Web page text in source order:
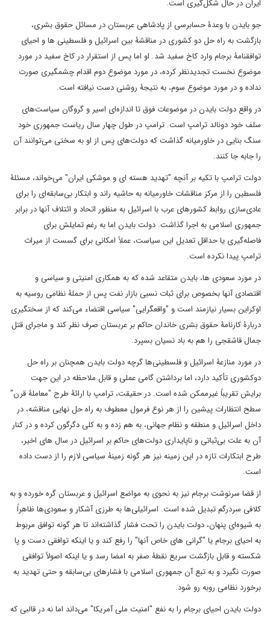
ایران در حال شکل‌گیری است.
جو بایدن با وعدۀ حسابرسی از پادشاهی عربستان در مسائل حقوق بشری،
بازگشت به راه حل دو کشوری در مناقشۀ بین اسرائیل و فلسطینی ها و احیای
توافقنامۀ برجام وارد کاخ سفید شد. او اما پس از استقرار در کاخ سفید در مورد
موضوع نخست تجدیدنظر کرده، در مورد موضوع دوم اقدام چشمگیری صورت
نداده و در مورد موضوع سوم، به نتیجۀ روشنی دست نیافته است.
در واقع دولت بایدن در موضوعات فوق تا اندازه‌ای اسیر و گروگان سیاست‌های
سلف خود دونالد ترامپ است. ترامپ در طول چهار سال ریاست جمهوری خود
سنگ بنایی در خاورمیانه گذاشت که دولت‌های پس از او به سختی می‌توانند آن
را جابه جا کنند.
دولت ترامپ با تکیه بر آنچه "تهدید هسته ای و موشکی ایران" می‌خواند، مسئلۀ
فلسطین را از مرکز مناقشات خاورمیانه به حاشیه راند و ابتکار بی‌سابقه‌ای را برای
عادی‌سازی روابط کشورهای عرب با اسرائیل به منظور اتحاد و ائتلاف آنها در برابر
جمهوری اسلامی به اجرا گذاشت. دولت بایدن اما به رغم تمایلش برای
فاصله‌گیری یا حداقل تعدیل این سیاست، عملاً امکانی برای گسست از میراث
ترامپ پیدا نکرده است.
در مورد سعودی ها، بایدن متقاعد شده که به همکاری امنیتی و سیاسی و
اقتصادی آنها بخصوص برای ثبات نسبی بازار نفت پس از حملۀ نظامی روسیه به
اوکراین بسیار نیازمند است و "واقعگرایی" سیاسی اقتضاء می‌کند که از سختگیری
دربارۀ کارنامۀ حقوق بشری خاندان حاکم بر عربستان صرف نظر کند و ماجرای قتل
جمال قاشقجی را هم به باد نسیان بسپرد.
در مورد منازعۀ اسرائیل و فلسطینی‌ها گرچه دولت بایدن همچنان بر راه حل
دوکشوری تأکید دارد، اما برداشتن گامی عملی و قابل ملاحظه در این جهت
برایش تقریباً غیرممکن شده است. در حقیقت، ترامپ با ارائۀ طرح "معاملۀ قرن"
سطح انتظارات پیشین را از هر نوع فرمول معطوف به راه حل نهایی مناقشه، در
داخل اسرائیل و منطقه و نظام جهانی، به هم زده و به کلی دگرگون کرده و در کنار
آن به علت بی‌ثباتی و ناپایداری دولت‌های حاکم بر اسرائیل در سال های اخیر،
طرح ابتکارات تازه در این زمینه نیز هر گونه زمینۀ سیاسی لازم را از دست داده
است.
از قضا سرنوشت برجام نیز به نحوی به مواضع اسرائیل و عربستان گره خورده و به
کلافی سردرگم تبدیل شده است. اسرائیلی‌ها به طرزی آشکار و سعودی‌ها ظاهراً
به شیوه‌ای پنهان، دولت بایدن را تحت فشار گذاشته‌اند تا هر گونه توافق مربوط
به احیای برجام یا "گرانی های خاص آنها" را رفع کند و یا اینکه توافقی دست و پا
شکسته و قابل بازگشت سریع نقطۀ صفر به امضا رسد و یا اینکه اصولاً توافقی
صورت نگیرد و به تبع آن جمهوری اسلامی با فشارهای بی‌سابقه و حتی تهدید به
برخورد نظامی روبه رو شود.
دولت بایدن احیای برجام را به نفع "امنیت ملی آمریکا" می‌داند اما نه در قالبی که